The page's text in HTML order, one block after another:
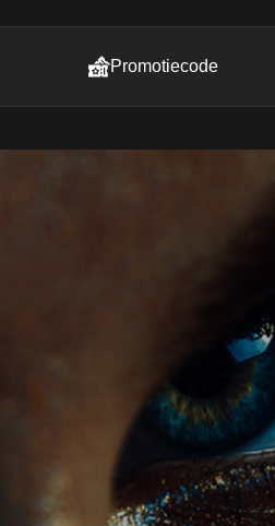
Promotiecode